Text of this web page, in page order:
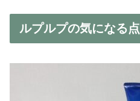
ルプルプの気になる点